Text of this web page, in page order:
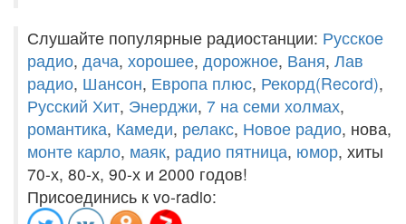
Слушайте популярные радиостанции: Русское
радио, дача, хорошее, дорожное, Ваня, Лав
радио, Шансон, Европа плюс, Рекорд(Record),
Русский Хит, Энерджи, 7 на семи холмах,
романтика, Камеди, релакс, Новое радио, нова,
монте карло, маяк, радио пятница, юмор, хиты
70-х, 80-х, 90-х и 2000 годов!
Присоединись к vo-radio: